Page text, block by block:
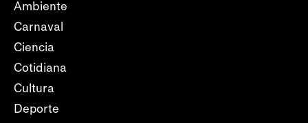
Ambiente
Carnaval
Ciencia
Cotidiana
Cultura
Deporte